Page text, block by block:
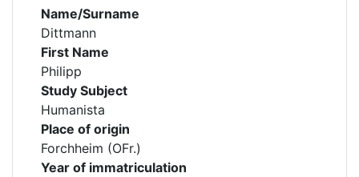
Name/Surname
Dittmann
First Name
Philipp
Study Subject
Humanista
Place of origin
Forchheim (OFr.)
Year of immatriculation